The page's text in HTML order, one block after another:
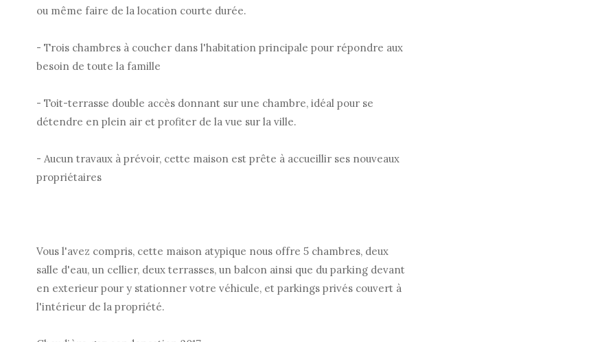
ou même faire de la location courte durée.
- Trois chambres à coucher dans l'habitation principale pour répondre aux
besoin de toute la famille
- Toit-terrasse double accès donnant sur une chambre, idéal pour se
détendre en plein air et profiter de la vue sur la ville.
- Aucun travaux à prévoir, cette maison est prête à accueillir ses nouveaux
propriétaires
Vous l'avez compris, cette maison atypique nous offre 5 chambres, deux
salle d'eau, un cellier, deux terrasses, un balcon ainsi que du parking devant
en exterieur pour y stationner votre véhicule, et parkings privés couvert à
l'intérieur de la propriété.